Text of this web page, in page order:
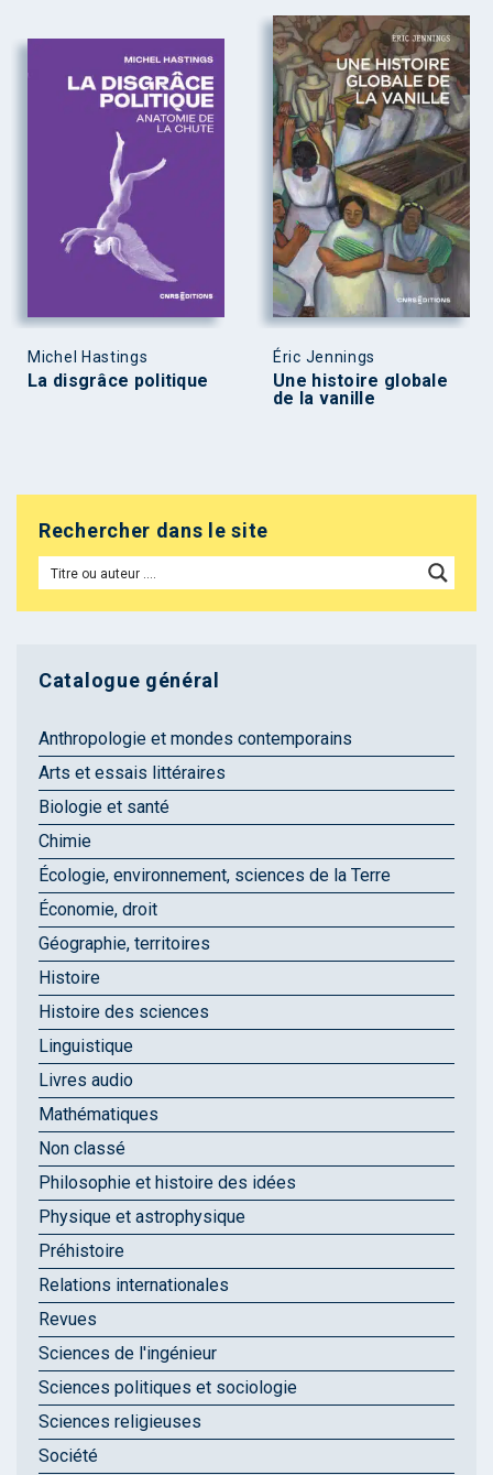
Michel Hastings
La disgrâce politique
Éric Jennings
Une histoire globale
de la vanille
Rechercher dans le site
Catalogue général
Anthropologie et mondes contemporains
Arts et essais littéraires
Biologie et santé
Chimie
Écologie, environnement, sciences de la Terre
Économie, droit
Géographie, territoires
Histoire
Histoire des sciences
Linguistique
Livres audio
Mathématiques
Non classé
Philosophie et histoire des idées
Physique et astrophysique
Préhistoire
Relations internationales
Revues
Sciences de l'ingénieur
Sciences politiques et sociologie
Sciences religieuses
Société